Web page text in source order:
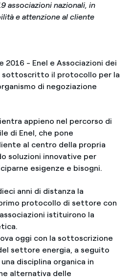
associazioni nazionali, in
e attenzione al cliente
2016 - Enel e Associazioni dei
sottoscritto il protocollo per la
di negoziazione
appieno nel percorso di
di Enel, che pone
al centro della propria
soluzioni innovative per
esigenze e bisogni.
anni di distanza la
protocollo di settore con
istituirono la
oggi con la sottoscrizione
settore energia, a seguito
disciplina organica in
alternativa delle